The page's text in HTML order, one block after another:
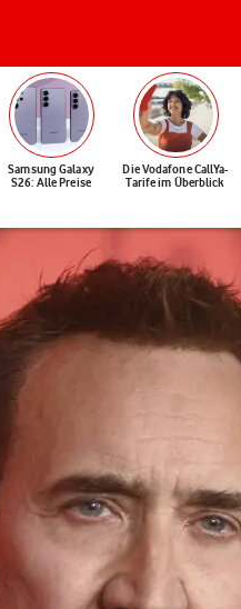
Samsung Galaxy
S26: Alle Preise
Die Vodafone CallYa-
Tarife im Überblick